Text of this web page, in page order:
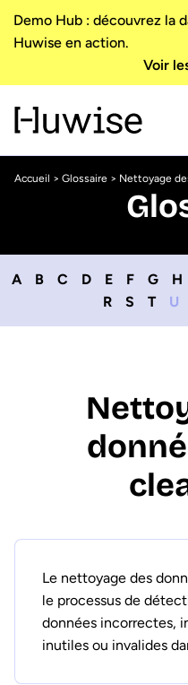
Demo Hub : découvrez la
Huwise en action.
Voir
Accueil > Glossaire > Nettoyage
A B C D E F G H
R
S T U
Le nettoyage des
le processus de
données incorrectes,
inutiles ou invalides